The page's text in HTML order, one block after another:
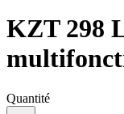
KZT 298
Quantité